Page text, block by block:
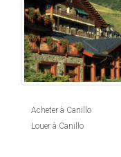
Acheter à Canillo
Louer à Canillo